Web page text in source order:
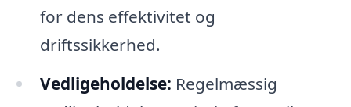
for dens effektivitet og
driftssikkerhed.
Vedligeholdelse: Regelmæssig